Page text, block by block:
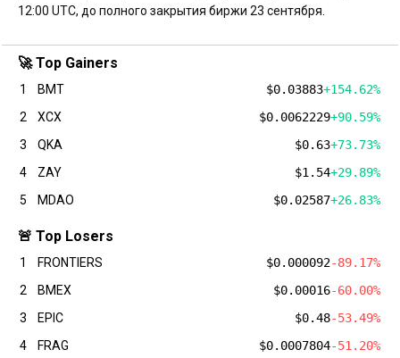
12:00 UTC, до полного закрытия биржи 23 сентября.
🚀 Top Gainers
1 BMT $0.03883+154.62%
2
XCX $0.0062229+90.59%
3
QKA $0.63+73.73%
4
ZAY $1.54+29.89%
5
MDAO $0.02587+26.83%
🚨 Top Losers
1 FRONTIERS $0.000092-89.17%
2
BMEX $0.00016-60.00%
3
EPIC $0.48-53.49%
4
FRAG $0.0007804-51.20%